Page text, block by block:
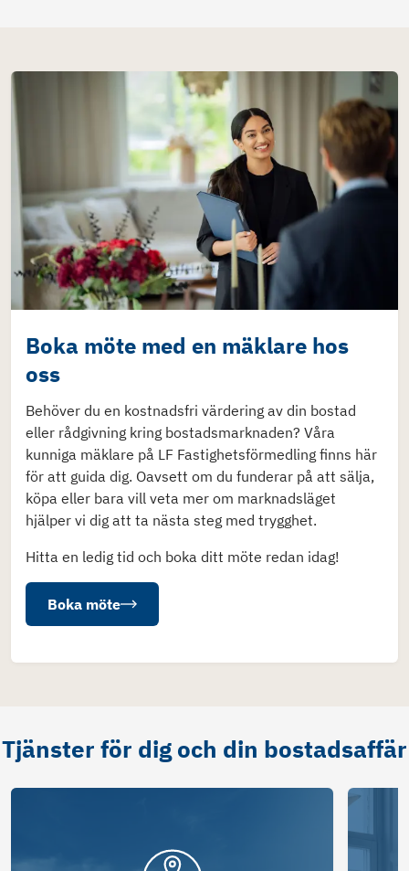
Boka möte med en mäklare hos
oss
Behöver du en kostnadsfri värdering av din bostad
eller rådgivning kring bostadsmarknaden? Våra
kunniga mäklare på LF Fastighetsförmedling finns här
för att guida dig. Oavsett om du funderar på att sälja,
köpa eller bara vill veta mer om marknadsläget
hjälper vi dig att ta nästa steg med trygghet.
Hitta en ledig tid och boka ditt möte redan idag!
Boka möte
Tjänster för dig och din bostadsaffär